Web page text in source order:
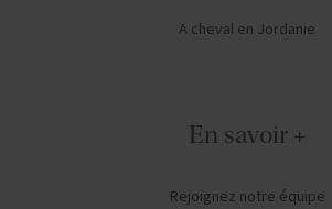
A cheval en Jordanie
En savoir +
Rejoignez notre équipe